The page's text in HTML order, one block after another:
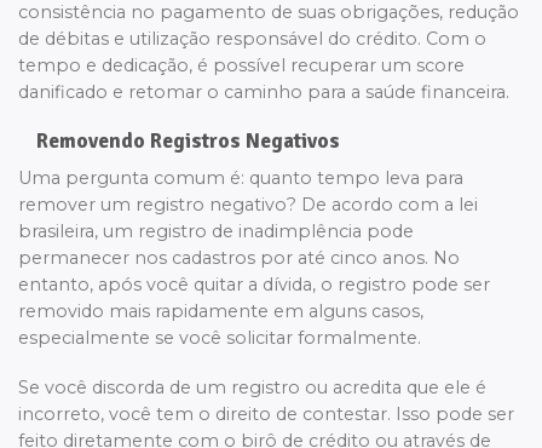
consistência no pagamento de suas obrigações, redução
de débitas e utilização responsável do crédito. Com o
tempo e dedicação, é possível recuperar um score
danificado e retomar o caminho para a saúde financeira.
Removendo Registros Negativos
Uma pergunta comum é: quanto tempo leva para
remover um registro negativo? De acordo com a lei
brasileira, um registro de inadimplência pode
permanecer nos cadastros por até cinco anos. No
entanto, após você quitar a dívida, o registro pode ser
removido mais rapidamente em alguns casos,
especialmente se você solicitar formalmente.
Se você discorda de um registro ou acredita que ele é
incorreto, você tem o direito de contestar. Isso pode ser
feito diretamente com o birô de crédito ou através de